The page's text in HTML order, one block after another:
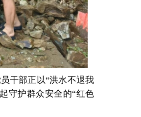
干部正以“洪水不退我
守护群众安全的“红色